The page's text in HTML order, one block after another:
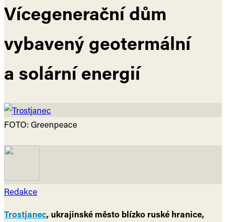
Vícegenerační dům
vybavený geotermální
a solární energií
FOTO: Greenpeace
Redakce
Trostjanec, ukrajinské město blízko ruské hranice,